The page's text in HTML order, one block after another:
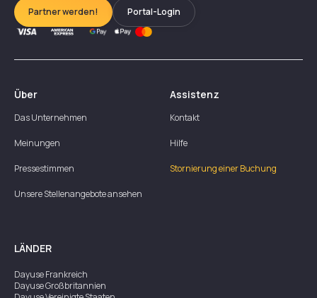
Partner werden! Portal-Login
Über
Das Unternehmen
Meinungen
Pressestimmen
Unsere Stellenangebote ansehen
Assistenz
Kontakt
Hilfe
Stornierung einer Buchung
LÄNDER
DayuseFrankreich
DayuseGroßbritannien